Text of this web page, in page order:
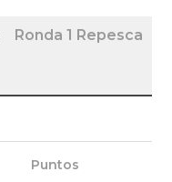
Ronda 1 Repesca
Puntos